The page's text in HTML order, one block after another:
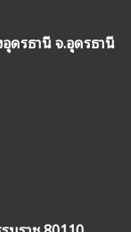
ดรธานี จ.อุดรธานี